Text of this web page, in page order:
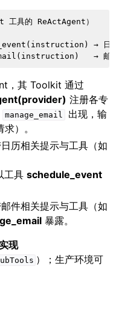
具的 ReActAgent）
→ 日历
，其 Toolkit 通过
注册各专
manage_email
出现，输
）。
历相关提示与工具（如
工具schedule_event
件相关提示与工具（如
暴露。
现
）；生产环境可